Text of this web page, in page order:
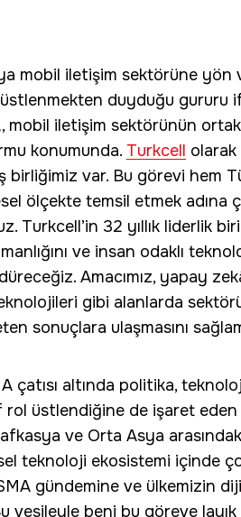
mobil iletişim sektörüne
duyduğu gururu
mobil iletişim sektörünün
konumunda. Turkcell olarak
birliğimiz var. Bu görevi hem
ölçekte temsil etmek adına
Turkcell’in 32 yıllık liderlik
ve insan odaklı
Amacımız, yapay
gibi alanlarda
sonuçlara ulaşmasını
çatısı altında politika,
üstlendiğine de işaret eden
ve Orta Asya
teknoloji ekosistemi içinde
gündemine ve ülkemizin
vesileyle beni bu göreve